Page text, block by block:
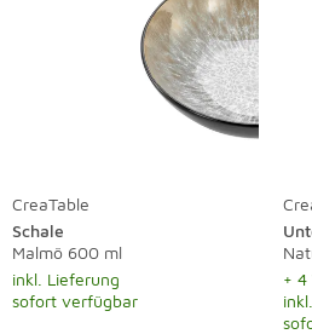
CreaTable
Schale
Malmö 600 ml
inkl. Lieferung
sofort verfügbar
+ 4